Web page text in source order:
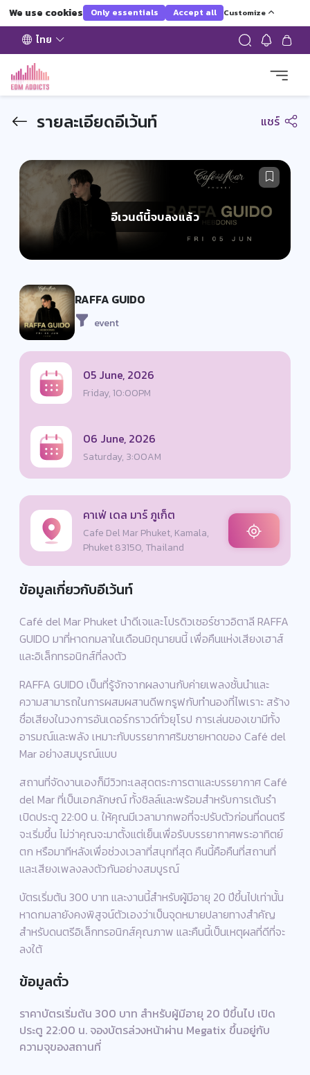
We use cookies Only essentials Accept all Customize
ไทย
รายละเอียดอีเว้นท์ แชร์
อีเวนต์นี้จบลงแล้ว
RAFFA GUIDO
event
05 June, 2026
Friday, 10:00PM
06 June, 2026
Saturday, 3:00AM
คาเฟ่ เดล มาร์ ภูเก็ต
Cafe Del Mar Phuket, Kamala,
Phuket 83150, Thailand
ข้อมูลเกี่ยวกับอีเว้นท์
Café del Mar Phuket นำดีเจและโปรดิวเซอร์ชาวอิตาลี RAFFA
GUIDO มาที่หาดกมลาในเดือนมิถุนายนนี้ เพื่อคืนแห่งเสียงเฮาส์
และอิเล็กทรอนิกส์ที่ลงตัว
RAFFA GUIDO เป็นที่รู้จักจากผลงานกับค่ายเพลงชั้นนำและ
ความสามารถในการผสมผสานดีพกรูฟกับทำนองที่ไพเราะ สร้าง
ชื่อเสียงในวงการอันเดอร์กราวด์ทั่วยุโรป การเล่นของเขามีทั้ง
อารมณ์และพลัง เหมาะกับบรรยากาศริมชายหาดของ Café del
Mar อย่างสมบูรณ์แบบ
สถานที่จัดงานเองก็มีวิวทะเลสุดตระการตาและบรรยากาศ Café
del Mar ที่เป็นเอกลักษณ์ ทั้งชิลล์และพร้อมสำหรับการเต้นรำ
เปิดประตู 22:00 น. ให้คุณมีเวลามากพอที่จะปรับตัวก่อนที่ดนตรี
จะเริ่มขึ้น ไม่ว่าคุณจะมาตั้งแต่เย็นเพื่อรับบรรยากาศพระอาทิตย์
ตก หรือมาทีหลังเพื่อช่วงเวลาที่สนุกที่สุด คืนนี้คือคืนที่สถานที่
และเสียงเพลงลงตัวกันอย่างสมบูรณ์
บัตรเริ่มต้น 300 บาท และงานนี้สำหรับผู้มีอายุ 20 ปีขึ้นไปเท่านั้น
หาดกมลายังคงพิสูจน์ตัวเองว่าเป็นจุดหมายปลายทางสำคัญ
สำหรับดนตรีอิเล็กทรอนิกส์คุณภาพ และคืนนี้เป็นเหตุผลที่ดีที่จะ
ลงใต้
ข้อมูลตั๋ว
ราคาบัตรเริ่มต้น 300 บาท สำหรับผู้มีอายุ 20 ปีขึ้นไป เปิด
ประตู 22:00 น. จองบัตรล่วงหน้าผ่าน Megatix ขึ้นอยู่กับ
ความจุของสถานที่